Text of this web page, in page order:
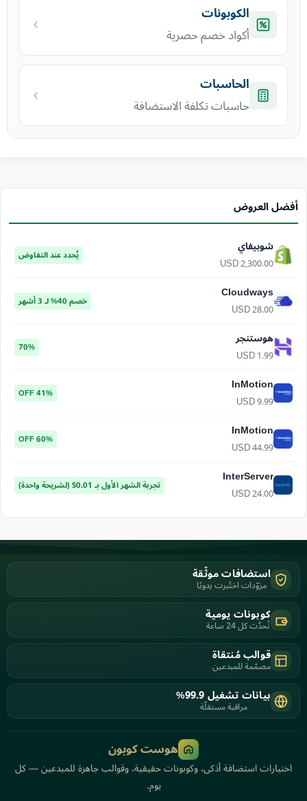
الكوبونات
أكواد خصم حصرية
الحاسبات
حاسبات تكلفة الاستضافة
أفضل العروض
شوبيفاي
USD 2,300.00
يُحدد عند التفاوض
Cloudways
USD 28.00
خصم 40% لـ 3 أشهر
هوستنجر
USD 1.99
70%
InMotion
USD 9.99
41% OFF
InMotion
USD 44.99
60% OFF
InterServer
USD 24.00
تجربة الشهر الأول بـ 0.01$ (لشريحة واحدة)
استضافات موثّقة
مزوّدات اختُبرت يدويًا
كوبونات يومية
تُحدَّث كل 24 ساعة
قوالب مُنتقاة
مصمّمة للمبدعين
بيانات تشغيل 99.9%
مراقبة مستقلّة
هوست كوبون
اختيارات استضافة أذكى، وكوبونات حقيقية، وقوالب جاهزة للمبدعين — كل
يوم.